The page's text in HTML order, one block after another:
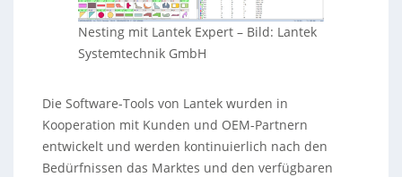
Nesting mit Lantek Expert– Bild: Lantek
Systemtechnik GmbH
Die Software-Tools von Lantek wurden in
Kooperation mit Kunden und OEM-Partnern
entwickelt und werden kontinuierlich nach den
Bedürfnissen das Marktes und den verfügbaren